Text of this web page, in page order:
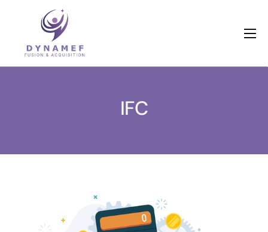
Qui sommes nous ?
Dossiers en cours
IFC